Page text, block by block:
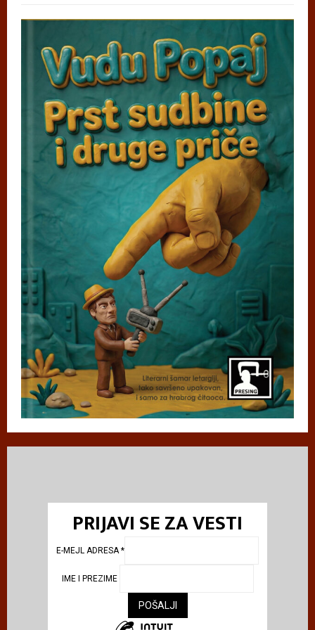
PRIJAVI SE ZA VESTI
E-MEJL ADRESA *
IME I PREZIME